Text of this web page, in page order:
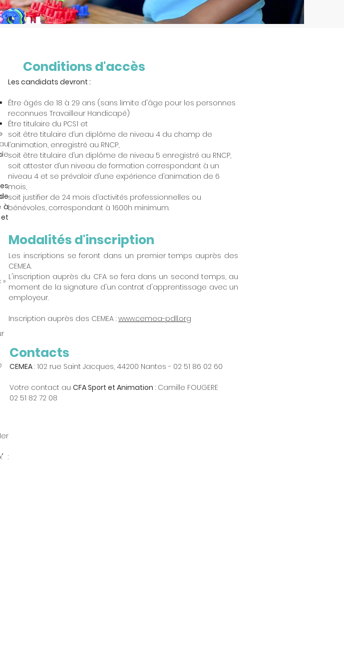
Conditions d'accès
à
:
Les candidats devront :
Être âgés de 18 à 29 ans (sans limite d'âge pour les personnes
reconnues Travailleur Handicapé)
Être titulaire du PCS1 et
soit être titulaire d’un diplôme de niveau 4 du champ de
l’animation, enregistré au RNCP,
soit être titulaire d’un diplôme de niveau 5 enregistré au RNCP,
soit attester d’un niveau de formation correspondant à un
niveau 4 et se prévaloir d’une expérience d’animation de 6
mois,
soit justifier de 24 mois d’activités professionnelles ou
bénévoles, correspondant à 1600h minimum.
Modalités d'inscription
Les inscriptions se feront dans un premier temps auprès des
CEMEA.
L'inscription auprès du CFA se fera dans un second temps, au
moment de la signature d'un contrat d'apprentissage avec un
employeur.
Inscription auprès des CEMEA : www.cemea-pdll.org
Contacts
CEMEA : 102 rue Saint Jacques, 44200 Nantes - 02 51 86 02 60
Votre contact au CFA Sport et Animation : Camille FOUGERE
02 51 82 72 08